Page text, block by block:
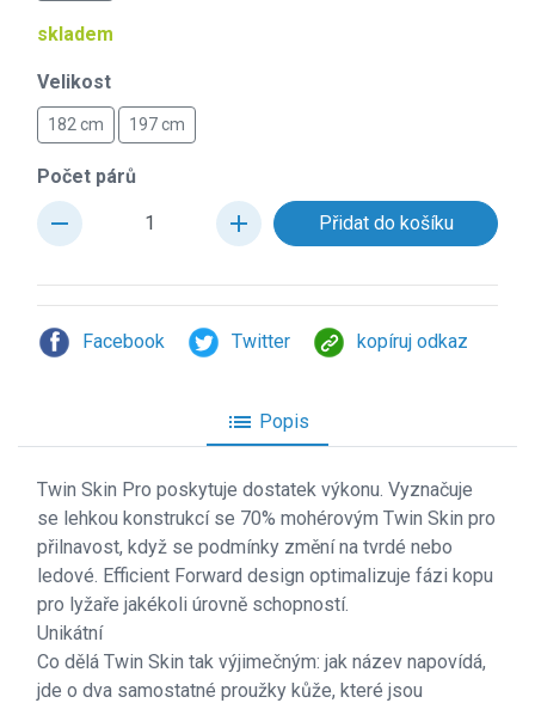
skladem
Velikost
182 cm 197 cm
Počet párů
remove add
Facebook Twitter kopíruj odkaz
list Popis
Twin Skin Pro poskytuje dostatek výkonu. Vyznačuje
se lehkou konstrukcí se 70% mohérovým Twin Skin pro
přilnavost, když se podmínky změní na tvrdé nebo
ledové. Efficient Forward design optimalizuje fázi kopu
pro lyžaře jakékoli úrovně schopností.
Unikátní
Co dělá Twin Skin tak výjimečným: jak název napovídá,
jde o dva samostatné proužky kůže, které jsou